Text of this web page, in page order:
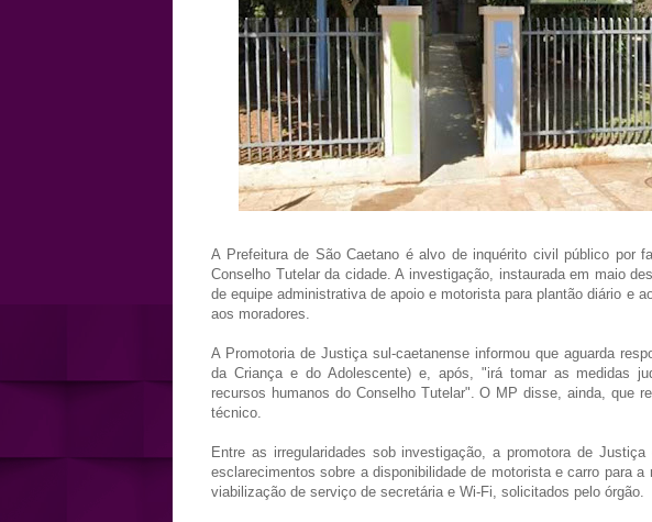
A Prefeitura de São Caetano é alvo de inquérito civil público por
Conselho Tutelar da cidade. A investigação, instaurada em maio
de equipe administrativa de apoio e motorista para plantão diário e
aos moradores.
A Promotoria de Justiça sul-caetanense informou que aguarda
da Criança e do Adolescente) e, após, "irá tomar as medidas
recursos humanos do Conselho Tutelar". O MP disse, ainda, que
técnico.
Entre as irregularidades sob investigação, a promotora de
esclarecimentos sobre a disponibilidade de motorista e carro para
viabilização de serviço de secretária e Wi-Fi, solicitados pelo órgão.